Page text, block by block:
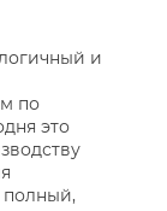
и
по
это